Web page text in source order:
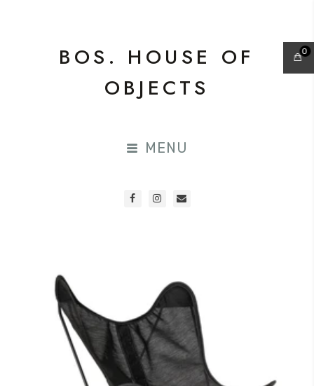
BOS. HOUSE OF
OBJECTS
MENU
0